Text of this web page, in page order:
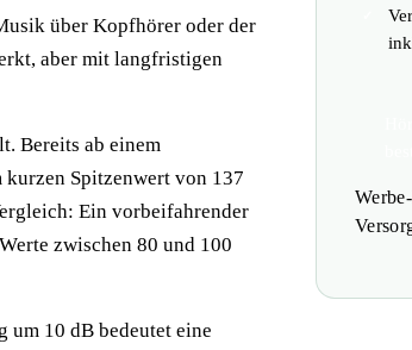
über Kopfhörer oder der
aber mit langfristigen
Bereits ab einem
Spitzenwert von 137
Ein vorbeifahrender
zwischen 80 und 100
um 10 dB bedeutet eine